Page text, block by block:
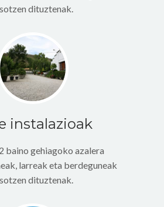
dituztenak.
instalazioak
baino gehiagoko azalera
larreak eta berdeguneak
dituztenak.